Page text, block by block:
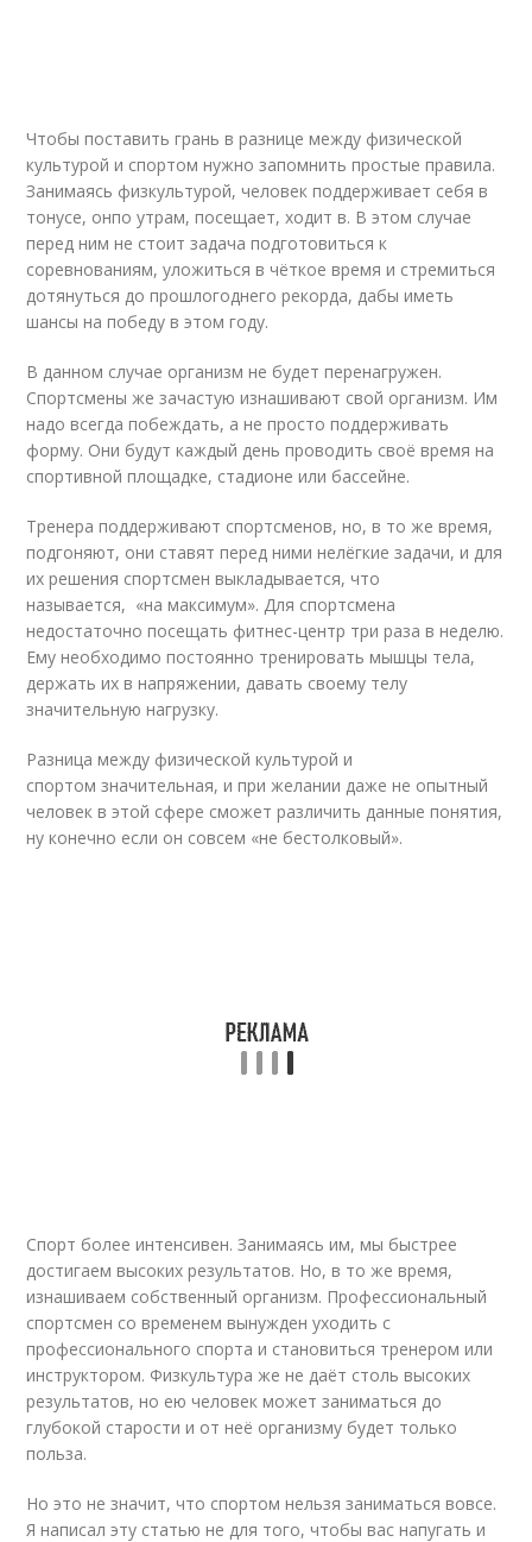
Чтобы поставить грань в разнице между физической
культурой и спортом нужно запомнить простые правила.
Занимаясь физкультурой, человек поддерживает себя в
тонусе, онпо утрам, посещает, ходит в. В этом случае
перед ним не стоит задача подготовиться к
соревнованиям, уложиться в чёткое время и стремиться
дотянуться до прошлогоднего рекорда, дабы иметь
шансы на победу в этом году.
В данном случае организм не будет перенагружен.
Спортсмены же зачастую изнашивают свой организм. Им
надо всегда побеждать, а не просто поддерживать
форму. Они будут каждый день проводить своё время на
спортивной площадке, стадионе или бассейне.
Тренера поддерживают спортсменов, но, в то же время,
подгоняют, они ставят перед ними нелёгкие задачи, и для
их решения спортсмен выкладывается, что
называется, «на максимум». Для спортсмена
недостаточно посещать фитнес-центр три раза в неделю.
Ему необходимо постоянно тренировать мышцы тела,
держать их в напряжении, давать своему телу
значительную нагрузку.
Разница между физической культурой и
спортом значительная, и при желании даже не опытный
человек в этой сфере сможет различить данные понятия,
ну конечно если он совсем «не бестолковый».
Спорт более интенсивен. Занимаясь им, мы быстрее
достигаем высоких результатов. Но, в то же время,
изнашиваем собственный организм. Профессиональный
спортсмен со временем вынужден уходить с
профессионального спорта и становиться тренером или
инструктором. Физкультура же не даёт столь высоких
результатов, но ею человек может заниматься до
глубокой старости и от неё организму будет только
польза.
Но это не значит, что спортом нельзя заниматься вовсе.
Я написал эту статью не для того, чтобы вас напугать и